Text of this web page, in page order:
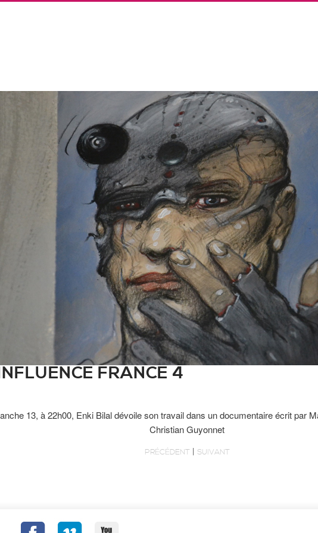
FRANCE 4
13, à 22h00, Enki Bilal dévoile son travail dans un documentaire écrit par
Christian Guyonnet
PRÉCÉDENT | SUIVANT